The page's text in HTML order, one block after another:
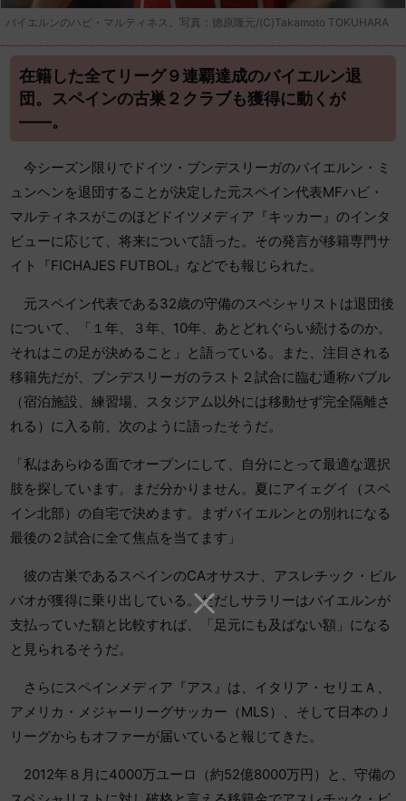
バイエルンのハビ・マルティネス。写真：徳原隆元/(C)Takamoto TOKUHARA
在籍した全てリーグ９連覇達成のバイエルン退
団。スペインの古巣２クラブも獲得に動くが
――。
今シーズン限りでドイツ・ブンデスリーガのバイエルン・ミ
ュンヘンを退団することが決定した元スペイン代表MFハビ・
マルティネスがこのほどドイツメディア『キッカー』のインタ
ビューに応じて、将来について語った。その発言が移籍専門サ
イト『FICHAJES FUTBOL』などでも報じられた。
元スペイン代表である32歳の守備のスペシャリストは退団後
について、「１年、３年、10年、あとどれぐらい続けるのか。
それはこの足が決めること」と語っている。また、注目される
移籍先だが、ブンデスリーガのラスト２試合に臨む通称バブル
（宿泊施設、練習場、スタジアム以外には移動せず完全隔離さ
れる）に入る前、次のように語ったそうだ。
「私はあらゆる面でオープンにして、自分にとって最適な選択
肢を探しています。まだ分かりません。夏にアイェグイ（スペ
イン北部）の自宅で決めます。まずバイエルンとの別れになる
最後の２試合に全て焦点を当てます」
彼の古巣であるスペインのCAオサスナ、アスレチック・ビル
バオが獲得に乗り出している。ただしサラリーはバイエルンが
支払っていた額と比較すれば、「足元にも及ばない額」になる
と見られるそうだ。
さらにスペインメディア『アス』は、イタリア・セリエＡ、
アメリカ・メジャーリーグサッカー（MLS）、そして日本のＪ
リーグからもオファーが届いていると報じてきた。
2012年８月に4000万ユーロ（約52億8000万円）と、守備の